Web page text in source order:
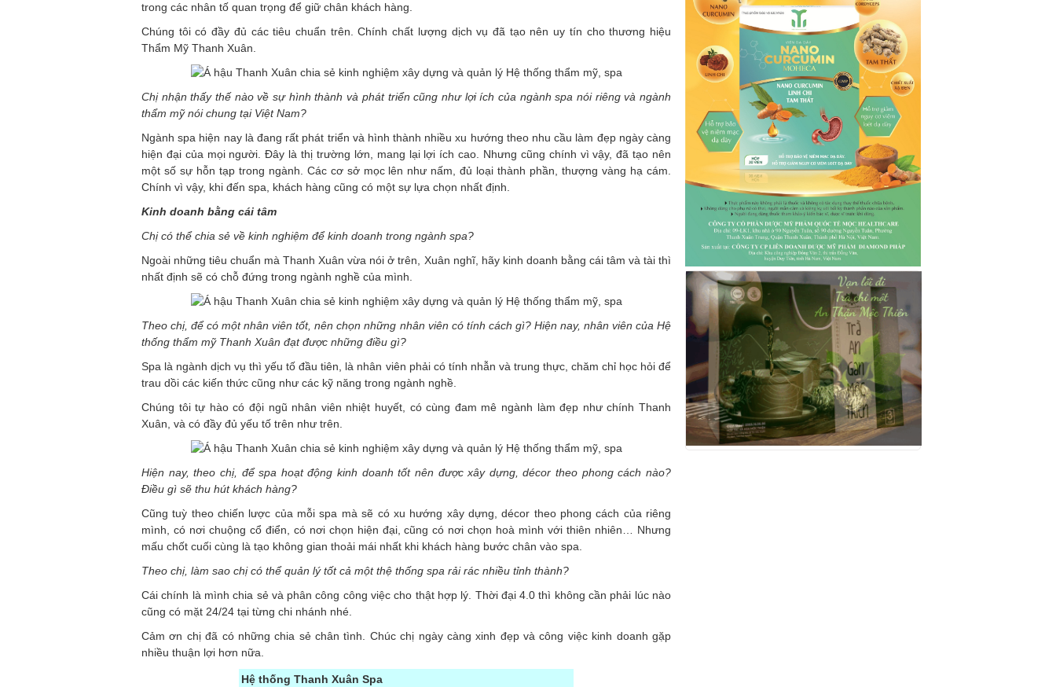
trong các nhân tố quan trọng để giữ chân khách hàng.
Chúng tôi có đầy đủ các tiêu chuẩn trên. Chính chất lượng dịch vụ đã tạo nên uy tín cho thương hiệu
Thẩm Mỹ Thanh Xuân.
Chị nhận thấy thế nào về sự hình thành và phát triển cũng như lợi ích của ngành spa nói riêng và ngành
thẩm mỹ nói chung tại Việt Nam?
Ngành spa hiện nay là đang rất phát triển và hình thành nhiều xu hướng theo nhu cầu làm đẹp ngày càng
hiện đại của mọi người. Đây là thị trường lớn, mang lại lợi ích cao. Nhưng cũng chính vì vậy, đã tạo nên
một số sự hỗn tạp trong ngành. Các cơ sở mọc lên như nấm, đủ loại thành phần, thượng vàng hạ cám.
Chính vì vậy, khi đến spa, khách hàng cũng có một sự lựa chọn nhất định.
Kinh doanh bằng cái tâm
Chị có thể chia sẻ về kinh nghiệm để kinh doanh trong ngành spa?
Ngoài những tiêu chuẩn mà Thanh Xuân vừa nói ở trên, Xuân nghĩ, hãy kinh doanh bằng cái tâm và tài thì
nhất định sẽ có chỗ đứng trong ngành nghề của mình.
Theo chị, để có một nhân viên tốt, nên chọn những nhân viên có tính cách gì? Hiện nay, nhân viên của Hệ
thống thẩm mỹ Thanh Xuân đạt được những điều gì?
Spa là ngành dịch vụ thì yếu tố đầu tiên, là nhân viên phải có tính nhẫn và trung thực, chăm chỉ học hỏi để
trau dồi các kiến thức cũng như các kỹ năng trong ngành nghề.
Chúng tôi tự hào có đội ngũ nhân viên nhiệt huyết, có cùng đam mê ngành làm đẹp như chính Thanh
Xuân, và có đầy đủ yếu tố trên như trên.
Hiện nay, theo chị, để spa hoạt động kinh doanh tốt nên được xây dựng, décor theo phong cách nào?
Điều gì sẽ thu hút khách hàng?
Cũng tuỳ theo chiến lược của mỗi spa mà sẽ có xu hướng xây dựng, décor theo phong cách của riêng
mình, có nơi chuộng cổ điển, có nơi chọn hiện đại, cũng có nơi chọn hoà mình với thiên nhiên… Nhưng
mấu chốt cuối cùng là tạo không gian thoải mái nhất khi khách hàng bước chân vào spa.
Theo chị, làm sao chị có thể quản lý tốt cả một thệ thống spa rải rác nhiều tỉnh thành?
Cái chính là mình chia sẻ và phân công công việc cho thật hợp lý. Thời đại 4.0 thì không cần phải lúc nào
cũng có mặt 24/24 tại từng chi nhánh nhé.
Cảm ơn chị đã có những chia sẻ chân tình. Chúc chị ngày càng xinh đẹp và công việc kinh doanh gặp
nhiều thuận lợi hơn nữa.
Hệ thống Thanh Xuân Spa